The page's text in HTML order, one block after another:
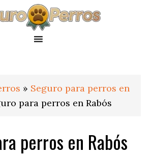
» Seguro para perros en
para perros en Rabós
perros en Rabós